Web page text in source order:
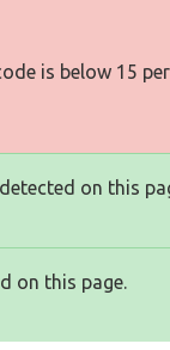
is below 15
on this
on this page.